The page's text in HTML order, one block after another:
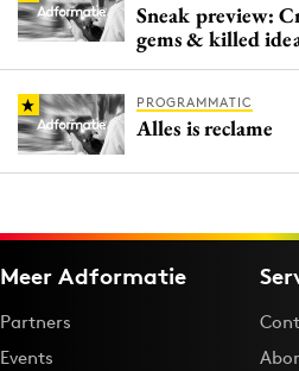
Sneak preview:
gems & killed
PROGRAMMATIC
Alles is reclame
Meer Adformatie
Partners
Events